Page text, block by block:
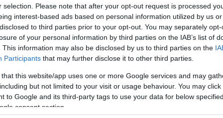
selection. Please note that after your opt-out request is processed
interest-based ads based on personal information utilized by us
to third parties prior to your opt-out. You may separately
of your personal information by third parties on the IAB’s list of
This information may also be disclosed by us to third parties on the
Participants that may further disclose it to other third parties.
that this website/app uses one or more Google services and may
but not limited to your visit or usage behaviour. You may
to Google and its third-party tags to use your data for below
consent section.
πως, «Το ποδηλατοδρόμιο είναι για
χρόνο από τη ζωή μου από το 2003 και
σε ένα έργο που είναι 20 ετώνκαι
τους. Το ποδηλατοδρόμιο είχε πολλά
βροχή. Η θέρμανση δε λειτουργούσε
προβλήματα. Τα τελευταία χρόνια που
του ανοιχτή και προσπαθούσε να
ένα τζάμι έσπαγε και δεν είχαμε